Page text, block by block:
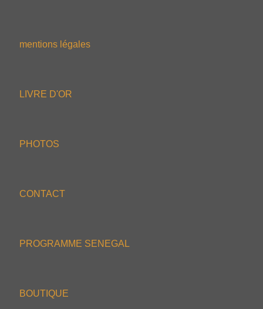
mentions légales
LIVRE D'OR
PHOTOS
CONTACT
PROGRAMME SENEGAL
BOUTIQUE